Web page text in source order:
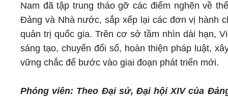
Nam đã tập trung tháo gỡ các điểm nghẽn về
Đảng và Nhà nước, sắp xếp lại các đơn vị hành
quản trị quốc gia. Trên cơ sở tầm nhìn dài hạn,
sáng tạo, chuyển đổi số, hoàn thiện pháp luật,
vững chắc để bước vào giai đoạn phát triển mới.
Phóng viên: Theo Đại sứ, Đại hội XIV của